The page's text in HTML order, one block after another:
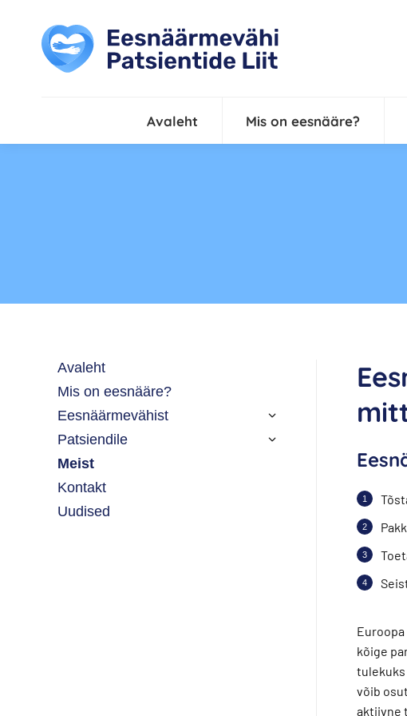
Avaleht Mis on eesnääre?
kõige
tulekuks
võib
aktiivne
Avaleht
Mis on eesnääre?
Eesnäärmevähist
Patsiendile
Meist
Kontakt
Uudised